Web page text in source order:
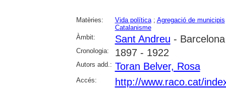
Matèries: Vida política; Agregació de municipis
Catalanisme
Àmbit:
Sant Andreu - Barcelona
Cronologia: 1897 - 1922
Autors add.: Toran Belver, Rosa
Accés: http://www.raco.cat/